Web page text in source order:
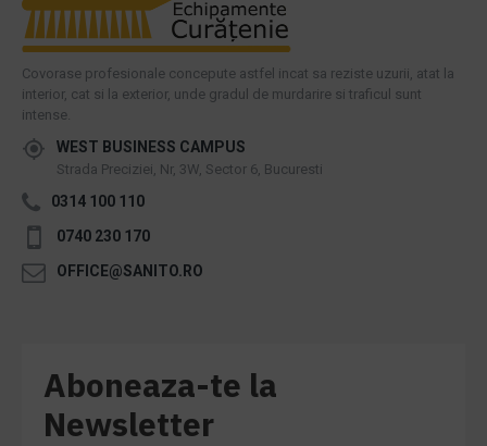
Covorase profesionale concepute astfel incat sa reziste uzurii, atat la
interior, cat si la exterior, unde gradul de murdarire si traficul sunt
intense.
WEST BUSINESS CAMPUS
Strada Preciziei, Nr, 3W, Sector 6, Bucuresti
0314 100 110
0740 230 170
OFFICE@SANITO.RO
Aboneaza-te la
Newsletter